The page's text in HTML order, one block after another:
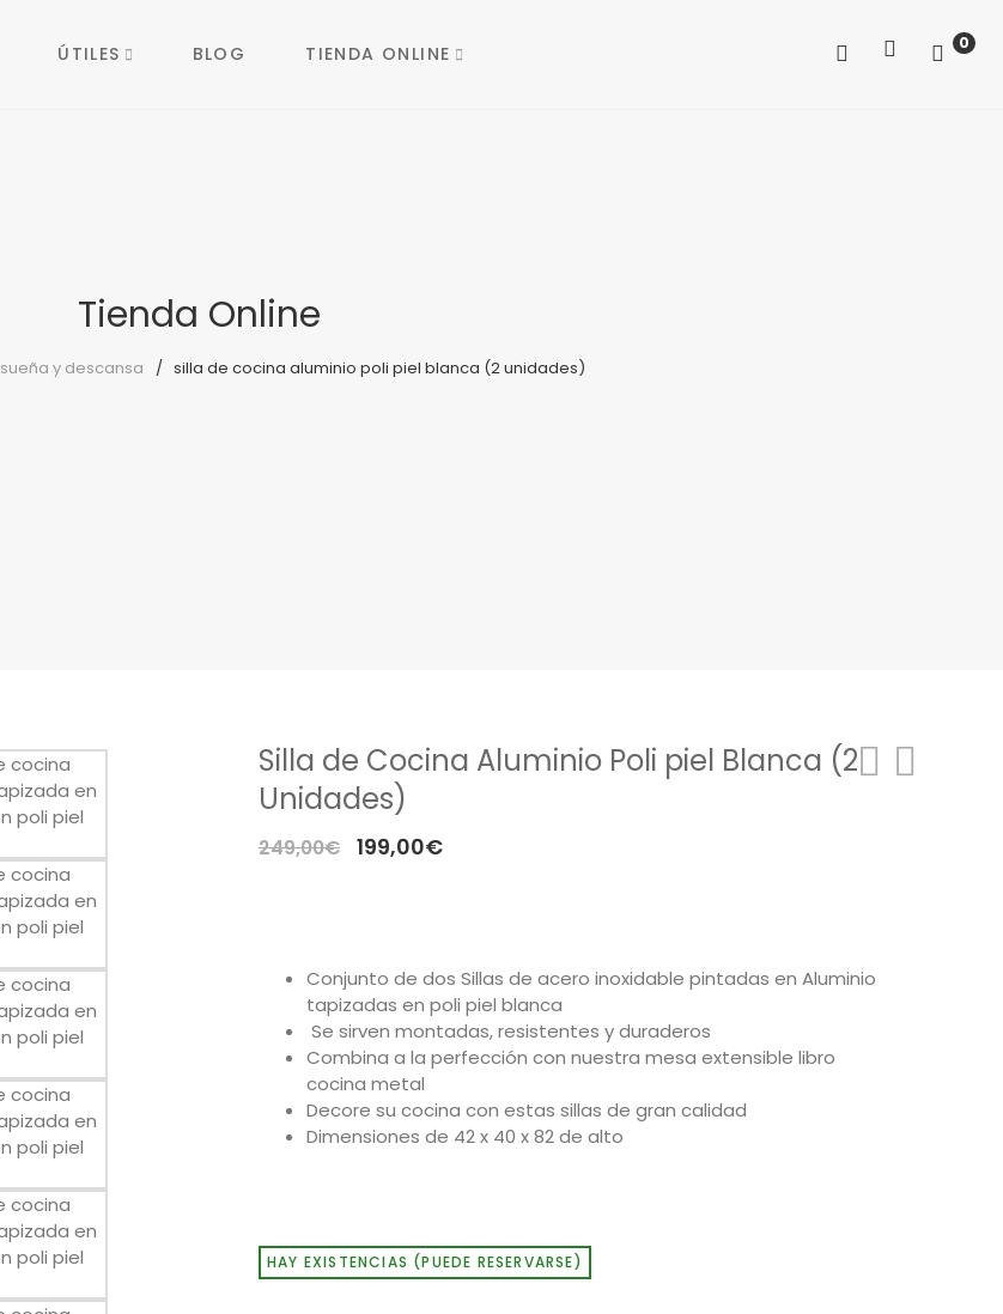
ÚTILES BLOG TIENDA ONLINE 0
Tienda Online
sueña y descansa silla de cocina aluminio poli piel blanca (2 unidades)
Silla de Cocina Aluminio Poli piel Blanca (2
Unidades)
249,00€
El
249,00€.
199,00€El
199,00€.
Conjunto de dos Sillas de acero inoxidable pintadas en Aluminio
tapizadas en poli piel blanca
Se sirven montadas, resistentes y duraderos
Combina a la perfección con nuestra mesa extensible libro
cocina metal
Decore su cocina con estas sillas de gran calidad
Dimensiones de 42 x 40 x 82 de alto
HAY EXISTENCIAS (PUEDE RESERVARSE)